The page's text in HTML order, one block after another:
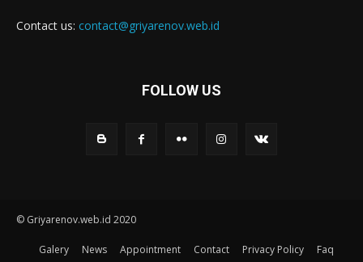
Contact us: contact@griyarenov.web.id
FOLLOW US
© Griyarenov.web.id 2020
Galery News Appointment Contact Privacy Policy
Faq